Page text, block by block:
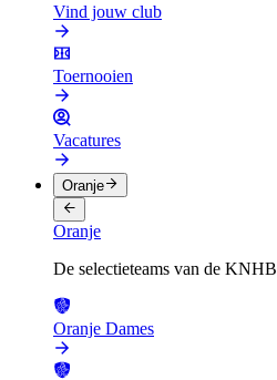
Vind jouw club
Toernooien
Vacatures
Oranje
Oranje
De selectieteams van de KNHB
Oranje Dames